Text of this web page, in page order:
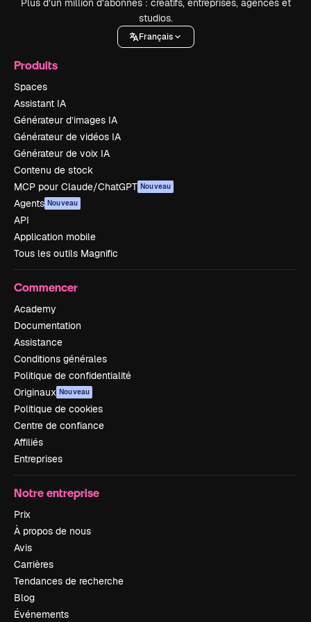
Plus d’un million d’abonnés : créatifs, entreprises, agences et
studios.
Français
Produits
Spaces
Assistant IA
Générateur d’images IA
Générateur de vidéos IA
Générateur de voix IA
Contenu de stock
MCP pour Claude/ChatGPT Nouveau
Agents Nouveau
API
Application mobile
Tous les outils Magnific
Commencer
Academy
Documentation
Assistance
Conditions générales
Politique de confidentialité
Originaux Nouveau
Politique de cookies
Centre de confiance
Affiliés
Entreprises
Notre entreprise
Prix
À propos de nous
Avis
Carrières
Tendances de recherche
Blog
Événements